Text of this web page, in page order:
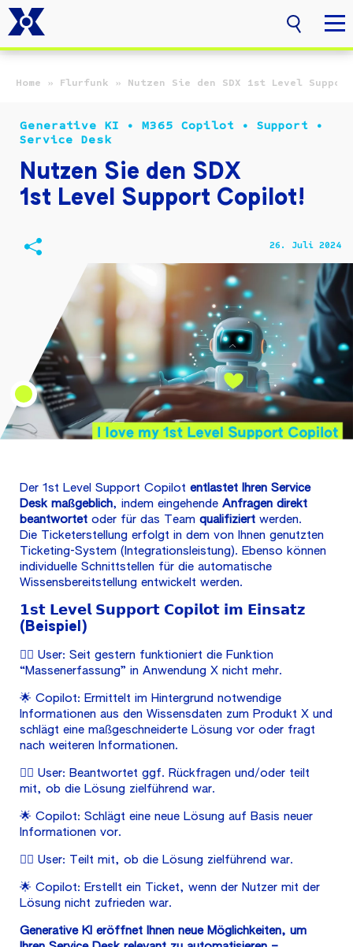
Home » Flurfunk » Nutzen Sie den SDX 1st Level
Nutzen Sie den SDX
1st Level Support Copilot!
Generative KI • M365 Copilot • Support •
Service Desk
26. Juli 2024
Der 1st Level Support Copilot entlastet Ihren Service
Desk maßgeblich, indem eingehende Anfragen direkt
beantwortet oder für das Team qualifiziert werden.
Die Ticketerstellung erfolgt in dem von Ihnen genutzten
Ticketing-System (Integrationsleistung). Ebenso können
individuelle Schnittstellen für die automatische
Wissensbereitstellung entwickelt werden.
𝟭𝘀𝘁 𝗟𝗲𝘃𝗲𝗹 𝗦𝘂𝗽𝗽𝗼𝗿𝘁 𝗖𝗼𝗽𝗶𝗹𝗼𝘁 𝗶𝗺 𝗘𝗶𝗻𝘀𝗮𝘁𝘇
(Beispiel)
🙋‍♂️ User: Seit gestern funktioniert die Funktion
“Massenerfassung” in Anwendung X nicht mehr.
🌟 Copilot: Ermittelt im Hintergrund notwendige
Informationen aus den Wissensdaten zum Produkt X und
schlägt eine maßgeschneiderte Lösung vor oder fragt
nach weiteren Informationen.
🙋‍♂️ User: Beantwortet ggf. Rückfragen und/oder teilt
mit, ob die Lösung zielführend war.
🌟 Copilot: Schlägt eine neue Lösung auf Basis neuer
Informationen vor.
🙋‍♂️ User: Teilt mit, ob die Lösung zielführend war.
🌟 Copilot: Erstellt ein Ticket, wenn der Nutzer mit der
Lösung nicht zufrieden war.
Generative KI eröffnet Ihnen neue Möglichkeiten, um